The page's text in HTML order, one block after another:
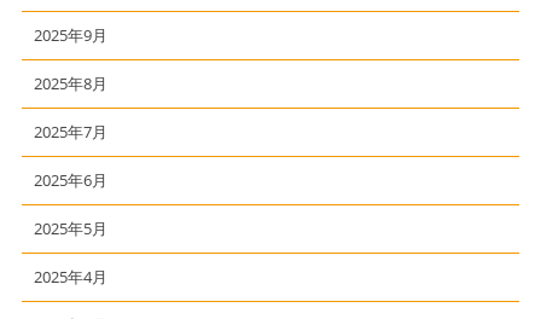
2025年9月
2025年8月
2025年7月
2025年6月
2025年5月
2025年4月